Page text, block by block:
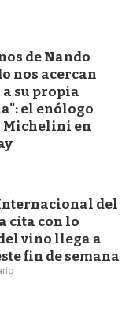
de Nando
nos acercan
a su propia
el enólogo
Michelini en
del
cita con lo
vino llega a
fin de semana